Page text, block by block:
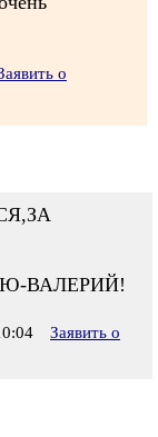
о
ВАЛЕРИЙ!
Заявить о